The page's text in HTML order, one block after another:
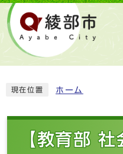
現在位置 ホーム
【教育部